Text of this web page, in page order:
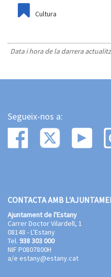
Cultura
Data i hora de la darrera
Segueix-nos a:
CONTACTA AMB
Ajuntament de l'Estany
Carrer Doctor Vilardell, 1
08148 - L'Estany
Tel. 938 303 000
NIF P0807800H
a/e estany@estany.cat